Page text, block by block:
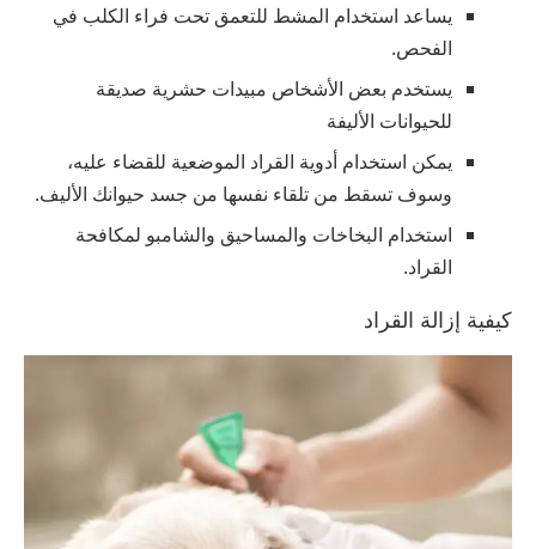
يساعد استخدام المشط للتعمق تحت فراء الكلب في
الفحص.
يستخدم بعض الأشخاص مبيدات حشرية صديقة
للحيوانات الأليفة
يمكن استخدام أدوية القراد الموضعية للقضاء عليه،
وسوف تسقط من تلقاء نفسها من جسد حيوانك الأليف.
استخدام البخاخات والمساحيق والشامبو لمكافحة
القراد.
كيفية إزالة القراد